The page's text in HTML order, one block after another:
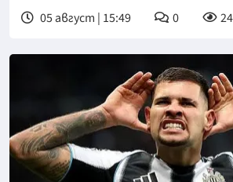
05 август | 15:49 0